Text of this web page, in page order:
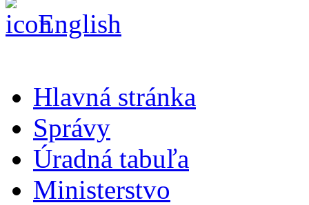
English
Hlavná stránka
Správy
Úradná tabuľa
Ministerstvo